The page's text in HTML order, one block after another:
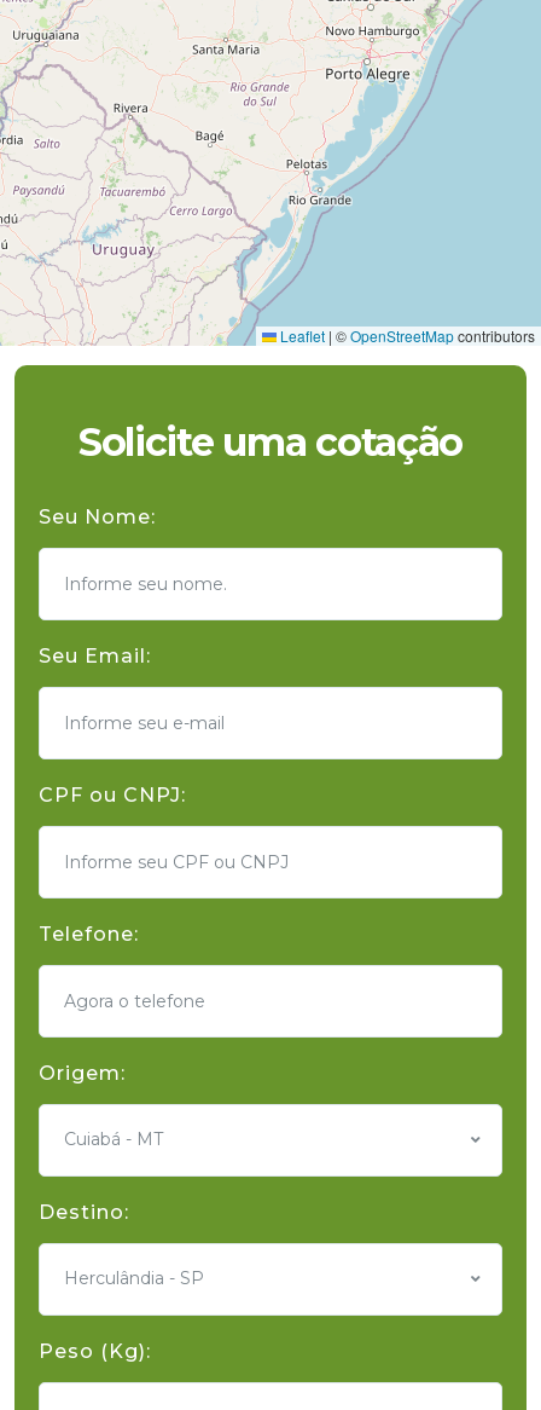
Leaflet | ©OpenStreetMapcontributors
Solicite uma cotação
Seu Nome:
Seu Email:
CPF ou CNPJ:
Telefone:
Origem:
Cuiabá - MT
Destino:
Herculândia - SP
Peso (Kg):